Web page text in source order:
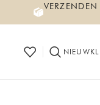
NIEUW